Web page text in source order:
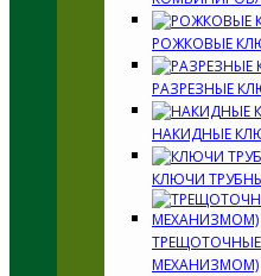
РОЖКОВЫЕ
РАЗРЕЗНЫЕ
НАКИДНЫЕ
КЛЮЧИ
МЕХАНИЗМОМ)